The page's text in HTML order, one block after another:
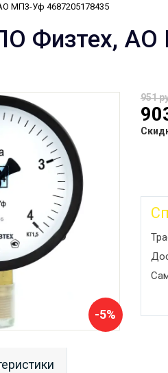
МП3-Уф 4687205178435
Физтех,
-5%
951